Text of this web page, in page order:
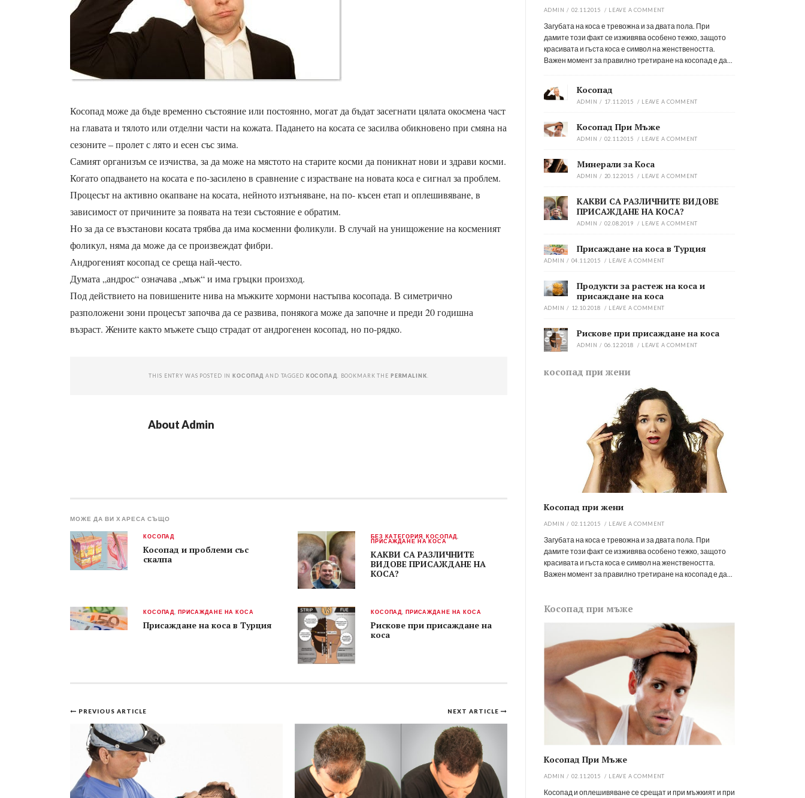
Косопад може да бъде временно състояние или постоянно, могат да бъдат засегнати цялата окосмена част
на главата и тялото или отделни части на кожата. Падането на косата се засилва обикновено при смяна на
сезоните – пролет с лято и есен със зима.
Самият организъм се изчиства, за да може на мястото на старите косми да поникнат нови и здрави косми.
Когато опадването на косата е по-засилено в сравнение с израстване на новата коса е сигнал за проблем.
Процесът на активно окапване на косата, нейното изтъняване, на по- късен етап и оплешивяване, в
зависимост от причините за появата на тези състояние е обратим.
Но за да се възстанови косата трябва да има косменни фоликули. В случай на унищожение на косменият
фоликул, няма да може да се произвеждат фибри.
Андрогеният косопад се среща най-често.
Думата „андрос“ означава „мъж“ и има гръцки произход.
Под действието на повишените нива на мъжките хормони настъпва косопада. В симетрично
разположени зони процесът започва да се развива, понякога може да започне и преди 20 годишна
възраст. Жените както мъжете също страдат от андрогенен косопад, но по-рядко.
THIS ENTRY WAS POSTED INКОСОПАД AND TAGGED КОСОПАД . BOOKMARK THE PERMALINK
AboutAdmin
МОЖЕ ДА ВИ ХАРЕСА СЪЩО
КОСОПАД
Косопад и проблеми със
скалпа
БЕЗ КАТЕГОРИЯ ,КОСОПАД
ПРИСАЖДАНЕ НА КОСА
КАКВИ СА РАЗЛИЧНИТЕ
ВИДОВЕ ПРИСАЖДАНЕ НА
КОСА?
КОСОПАД ПРИСАЖДАНЕ НА КОСА
Присаждане на коса в Турция
КОСОПАД ПРИСАЖДАНЕ НА КОСА
Рискове при присаждане на
коса
Post
navigation
NEXT ARTICLE
PREVIOUS ARTICLE
ADMIN / 02.11.2015 / LEAVE A COMMENT
Загубата на коса е тревожна и за двата пола. При
дамите този факт се изживява особено тежко, защото
красивата и гъста коса е символ на женствеността.
Важен момент за правилно третиране на косопад е да...
Косопад
ADMIN / 17.11.2015 / LEAVE A COMMENT
Косопад При Мъже
ADMIN / 02.11.2015 / LEAVE A COMMENT
Минерали за Коса
ADMIN / 20.12.2015 / LEAVE A COMMENT
КАКВИ СА РАЗЛИЧНИТЕ ВИДОВЕ
ПРИСАЖДАНЕ НА КОСА?
ADMIN / 02.08.2019 / LEAVE A COMMENT
Присаждане на коса в Турция
ADMIN / 04.11.2015 / LEAVE A COMMENT
Продукти за растеж на коса и
присаждане на коса
ADMIN / 12.10.2018 / LEAVE A COMMENT
Рискове при присаждане на коса
ADMIN / 06.12.2018 / LEAVE A COMMENT
косопад при жени
Косопад при жени
ADMIN / 02.11.2015 / LEAVE A COMMENT
Загубата на коса е тревожна и за двата пола. При
дамите този факт се изживява особено тежко, защото
красивата и гъста коса е символ на женствеността.
Важен момент за правилно третиране на косопад е да...
Косопад при мъже
Косопад При Мъже
ADMIN / 02.11.2015 / LEAVE A COMMENT
Косопад и оплешивяване се срещат и при мъжкият и при